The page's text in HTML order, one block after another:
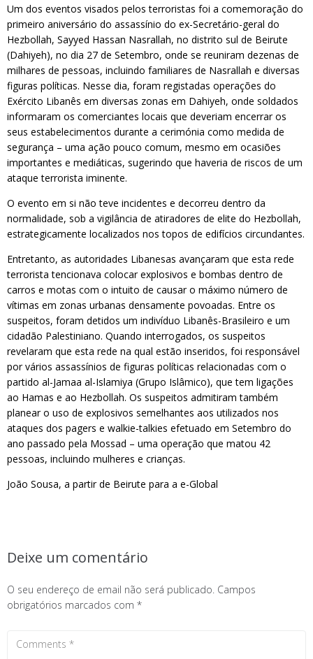
Um dos eventos visados pelos terroristas foi a comemoração do
primeiro aniversário do assassínio do ex-Secretário-geral do
Hezbollah, Sayyed Hassan Nasrallah, no distrito sul de Beirute
(Dahiyeh), no dia 27 de Setembro, onde se reuniram dezenas de
milhares de pessoas, incluindo familiares de Nasrallah e diversas
figuras políticas. Nesse dia, foram registadas operações do
Exército Libanês em diversas zonas em Dahiyeh, onde soldados
informaram os comerciantes locais que deveriam encerrar os
seus estabelecimentos durante a cerimónia como medida de
segurança – uma ação pouco comum, mesmo em ocasiões
importantes e mediáticas, sugerindo que haveria de riscos de um
ataque terrorista iminente.
O evento em si não teve incidentes e decorreu dentro da
normalidade, sob a vigilância de atiradores de elite do Hezbollah,
estrategicamente localizados nos topos de edifícios circundantes.
Entretanto, as autoridades Libanesas avançaram que esta rede
terrorista tencionava colocar explosivos e bombas dentro de
carros e motas com o intuito de causar o máximo número de
vítimas em zonas urbanas densamente povoadas. Entre os
suspeitos, foram detidos um indivíduo Libanês-Brasileiro e um
cidadão Palestiniano. Quando interrogados, os suspeitos
revelaram que esta rede na qual estão inseridos, foi responsável
por vários assassínios de figuras políticas relacionadas com o
partido al-Jamaa al-Islamiya (Grupo Islâmico), que tem ligações
ao Hamas e ao Hezbollah. Os suspeitos admitiram também
planear o uso de explosivos semelhantes aos utilizados nos
ataques dos pagers e walkie-talkies efetuado em Setembro do
ano passado pela Mossad – uma operação que matou 42
pessoas, incluindo mulheres e crianças.
João Sousa, a partir de Beirute para a e-Global
Deixe um comentário
O seu endereço de email não será publicado. Campos
obrigatórios marcados com *